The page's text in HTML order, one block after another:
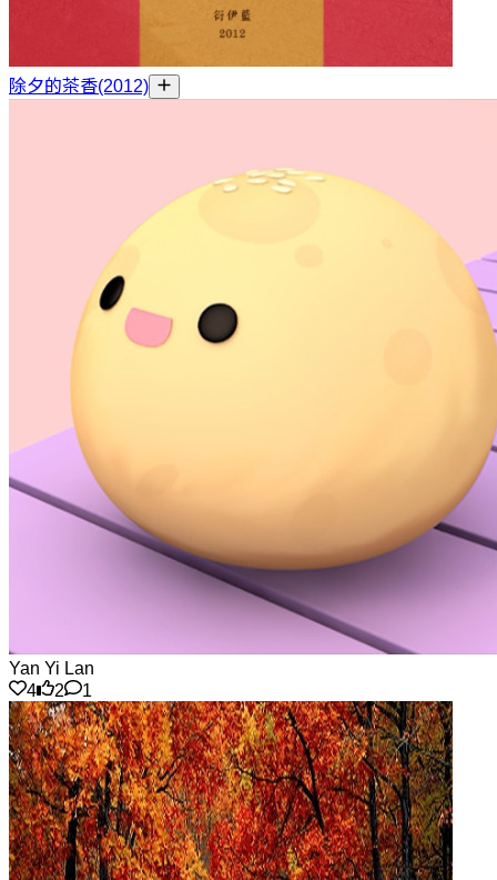
除夕的茶香(2012)
Yan Yi Lan
4
2 1